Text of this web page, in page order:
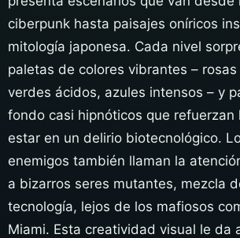
ciberpunk hasta paisajes oníricos
mitología japonesa. Cada nivel
paletas de colores vibrantes –
verdes ácidos, azules intensos – y
fondo casi hipnóticos que refuerzan
estar en un delirio biotecnológico.
enemigos también llaman la
a bizarros seres mutantes, mezcla
tecnología, lejos de los mafiosos
Miami. Esta creatividad visual le da